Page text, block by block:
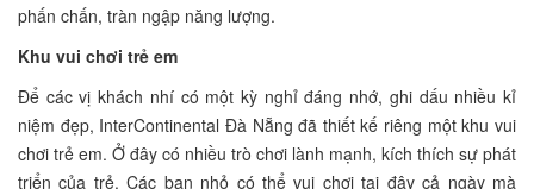
phấn chấn, tràn ngập năng lượng.
Khu vui chơi trẻ em
Để các vị khách nhí có một kỳ nghỉ đáng nhớ, ghi dấu nhiều kỉ
niệm đẹp, InterContinental Đà Nẵng đã thiết kế riêng một khu vui
chơi trẻ em. Ở đây có nhiều trò chơi lành mạnh, kích thích sự phát
triển của trẻ. Các bạn nhỏ có thể vui chơi tại đây cả ngày mà